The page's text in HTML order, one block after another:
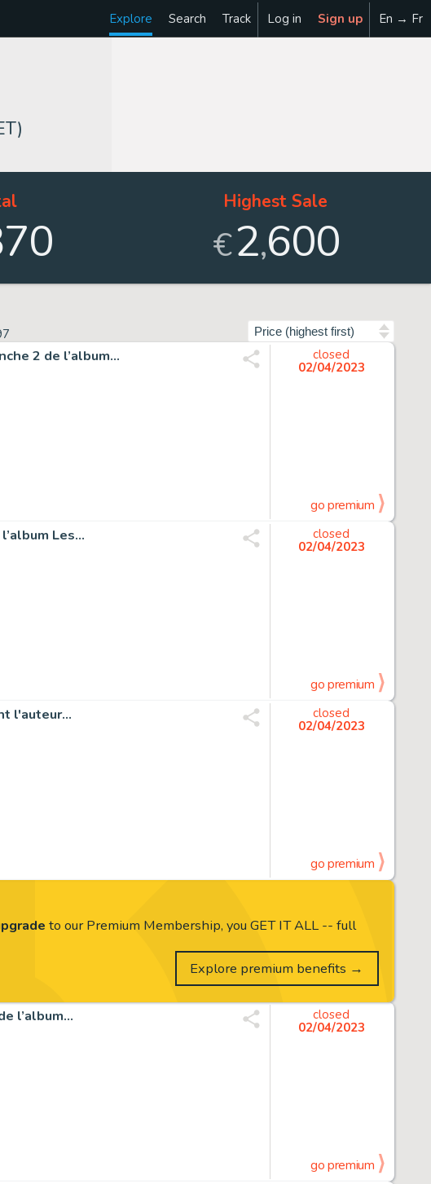
Explore Search Track Log in Sign up En → Fr
Highest Sale
€2,600
2 de l’album...
closed
02/04/2023
go premium
Les...
closed
02/04/2023
go premium
l'auteur...
closed
02/04/2023
go premium
l’album...
closed
02/04/2023
go premium
to our Premium Membership, you GET IT ALL -- full
Explore premium benefits →